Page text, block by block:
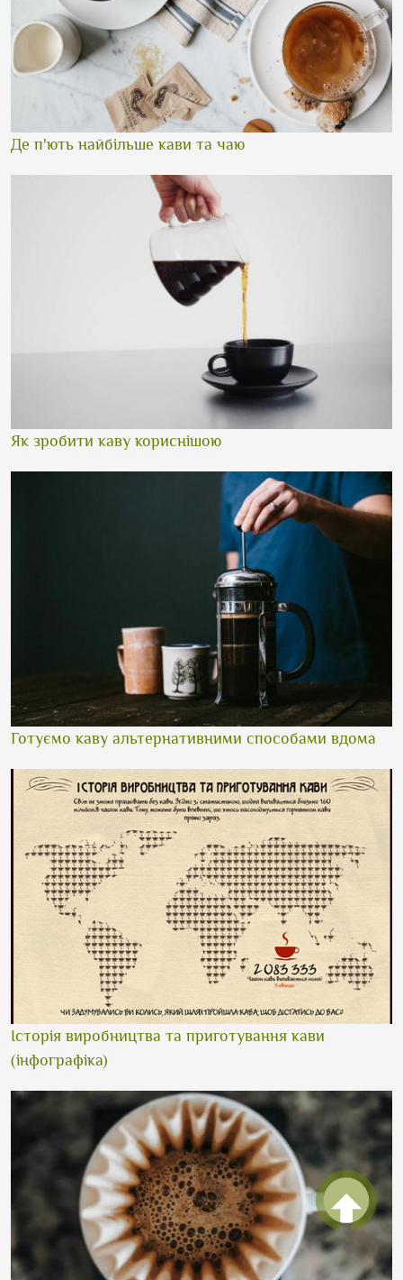
Де п'ють найбільше кави та чаю
Як зробити каву кориснішою
Готуємо каву альтернативними способами вдома
Історія виробництва та приготування кави
(інфографіка)